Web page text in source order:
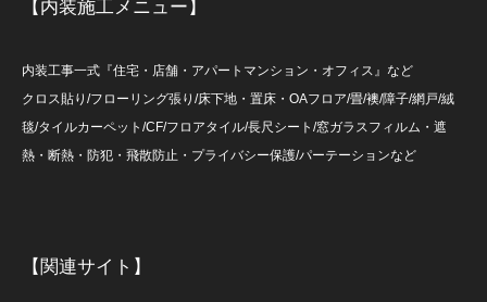
【内装施工メニュー】
内装工事一式『住宅・店舗・アパートマンション・オフィス』など
クロス貼り/フローリング張り/床下地・置床・OAフロア/畳/襖/障子/網戸/絨
毯/タイルカーペット/CF/フロアタイル/長尺シート/窓ガラスフィルム・遮
熱・断熱・防犯・飛散防止・プライバシー保護/パーテーションなど
【関連サイト】